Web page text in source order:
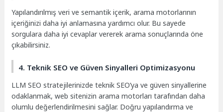
Yapılandırılmış veri ve semantik içerik, arama motorlarının
içeriğinizi daha iyi anlamasına yardımcı olur. Bu sayede
sorgulara daha iyi cevaplar vererek arama sonuçlarında öne
çıkabilirsiniz.
4. Teknik SEO ve Güven Sinyalleri Optimizasyonu
LLM SEO stratejilerinizde teknik SEO’ya ve güven sinyallerine
odaklanmak, web sitenizin arama motorları tarafından daha
olumlu değerlendirilmesini sağlar. Doğru yapılandırma ve